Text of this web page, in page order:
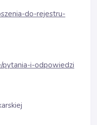
do-rejestru-
i-odpowiedzi